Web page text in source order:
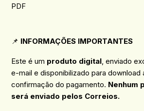
PDF
📌 INFORMAÇÕES IMPORTANTES
Este é um produto digital, enviado
e-mail e disponibilizado para download
confirmação do pagamento. Nenhum
será enviado pelos Correios.